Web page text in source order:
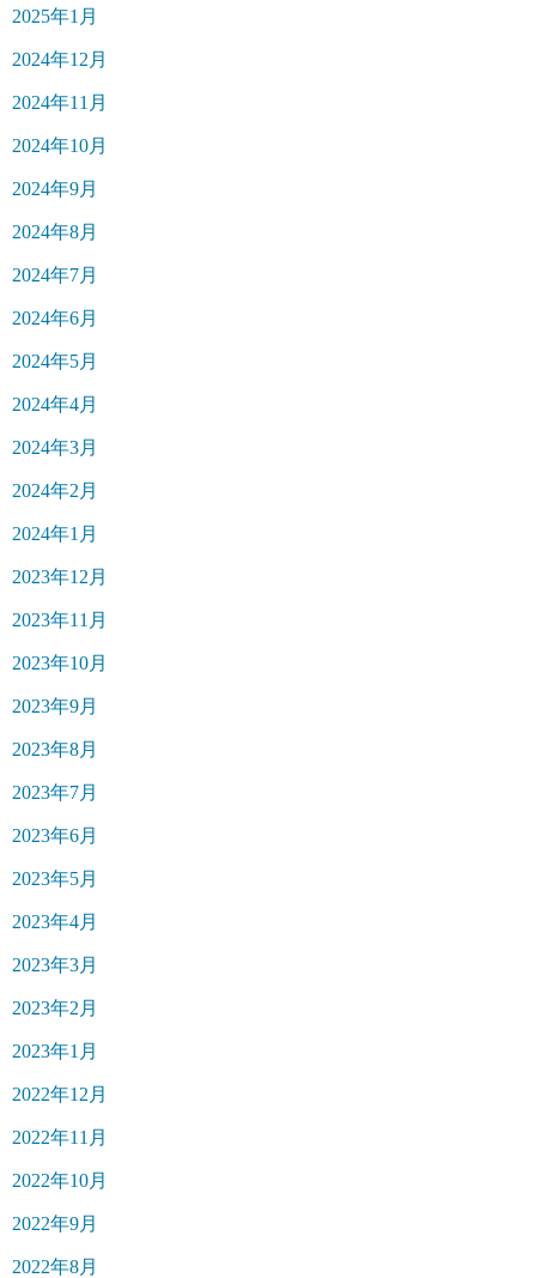
2025年1月
2024年12月
2024年11月
2024年10月
2024年9月
2024年8月
2024年7月
2024年6月
2024年5月
2024年4月
2024年3月
2024年2月
2024年1月
2023年12月
2023年11月
2023年10月
2023年9月
2023年8月
2023年7月
2023年6月
2023年5月
2023年4月
2023年3月
2023年2月
2023年1月
2022年12月
2022年11月
2022年10月
2022年9月
2022年8月